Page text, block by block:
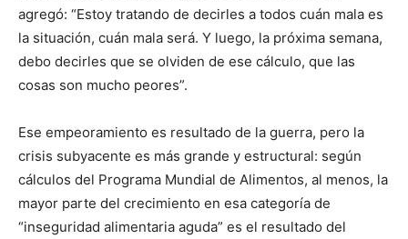
agregó: “Estoy tratando de decirles a todos cuán mala es
la situación, cuán mala será. Y luego, la próxima semana,
debo decirles que se olviden de ese cálculo, que las
cosas son mucho peores”.
Ese empeoramiento es resultado de la guerra, pero la
crisis subyacente es más grande y estructural: según
cálculos del Programa Mundial de Alimentos, al menos, la
mayor parte del crecimiento en esa categoría de
“inseguridad alimentaria aguda” es el resultado del